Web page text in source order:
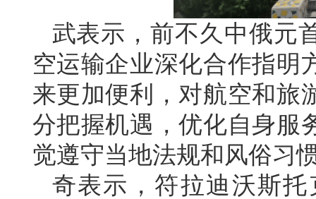
武表示，前不久中俄元
空运输企业深化合作指明
来更加便利，对航空和旅
分把握机遇，优化自身服
觉遵守当地法规和风俗习
奇表示，符拉迪沃斯